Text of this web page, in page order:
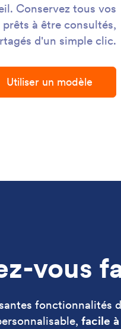
Conservez tous vos
à être consultés,
d'un simple clic.
Utiliser un modèle
vous
facile